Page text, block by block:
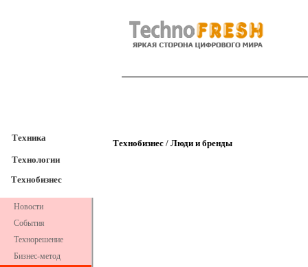
Техника
Технологии
Технобизнес
Новости
События
Технорешение
Бизнес-метод
Технобизнес / Люди и бренды